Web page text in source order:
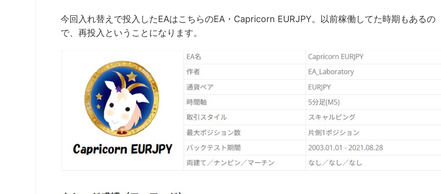
今回入れ替えで投入したEAはこちらのEA・Capricorn EURJPY。以前稼働してた時期もあるの
で、再投入ということになります。